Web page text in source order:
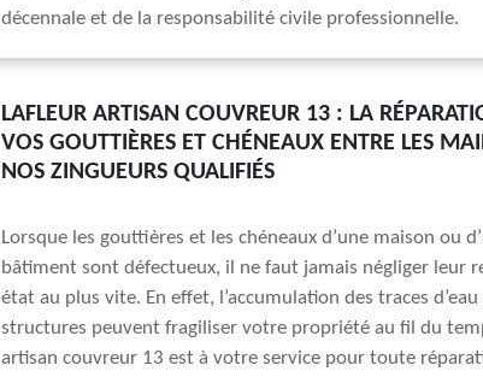
décennale et de la responsabilité civile professionnelle.
LAFLEUR ARTISAN COUVREUR 13 : LA
VOS GOUTTIÈRES ET CHÉNEAUX ENTRE LES
NOS ZINGUEURS QUALIFIÉS
Lorsque les gouttières et les chéneaux d’une maison ou
bâtiment sont défectueux, il ne faut jamais négliger leur
état au plus vite. En effet, l’accumulation des traces d’eau
structures peuvent fragiliser votre propriété au fil du
artisan couvreur 13 est à votre service pour toute